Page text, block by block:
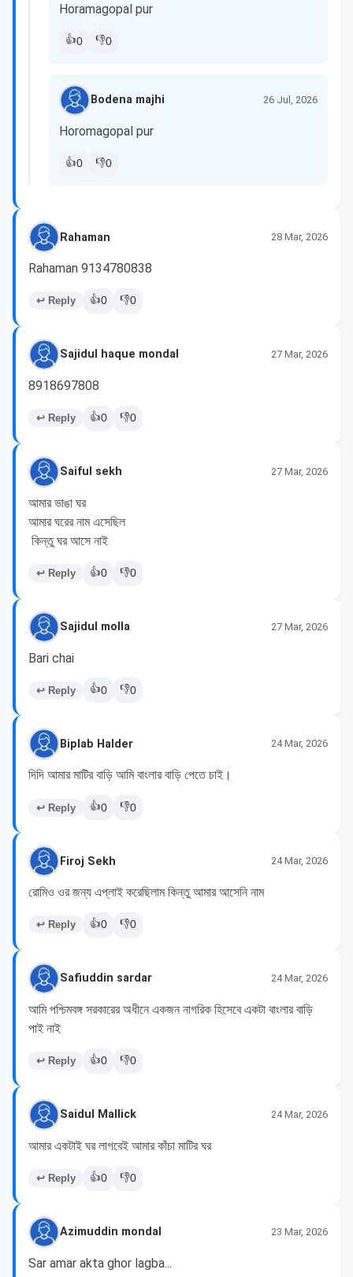
Horamagopal pur
👍0 👎0
Bodena majhi 26 Jul, 2026
Horomagopal pur
👍0 👎0
Rahaman 28 Mar, 2026
Rahaman 9134780838
↩ Reply 👍0 👎0
Sajidul haque mondal 27 Mar, 2026
8918697808
↩ Reply 👍0 👎0
Saiful sekh 27 Mar, 2026
আমার ভাঙা ঘর
আমার ঘরের নাম এসেছিল
কিন্তু ঘর আসে নাই
↩ Reply 👍0 👎0
Sajidul molla 27 Mar, 2026
Bari chai
↩ Reply 👍0 👎0
Biplab Halder 24 Mar, 2026
দিদি আমার মাটির বাড়ি আমি বাংলার বাড়ি পেতে চাই।
↩ Reply 👍0 👎0
Firoj Sekh 24 Mar, 2026
রোমিও ওর জন্য এপ্লাই করেছিলাম কিন্তু আমার আসেনি নাম
↩ Reply 👍0 👎0
Safiuddin sardar 24 Mar, 2026
আমি পশ্চিমবঙ্গ সরকারের অধীনে একজন নাগরিক হিসেবে একটা বাংলার বাড়ি
↩ Reply 👍0 👎0
Saidul Mallick 24 Mar, 2026
আমার একটাই ঘর লাগবেই আমার কাঁচা মাটির ঘর
↩ Reply 👍0 👎0
Azimuddin mondal 23 Mar, 2026
Sar amar akta ghor lagba...